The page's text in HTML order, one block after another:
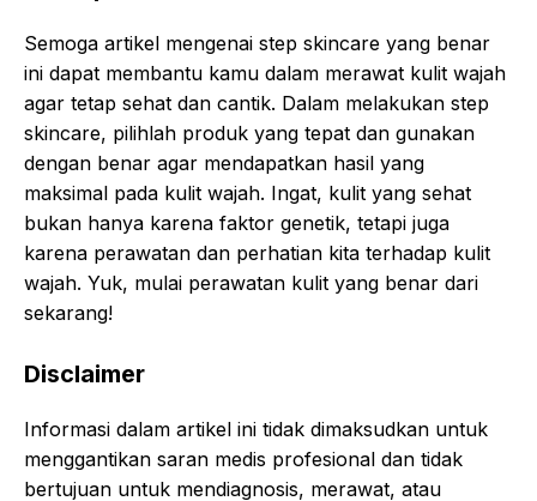
Semoga artikel mengenai step skincare yang benar
ini dapat membantu kamu dalam merawat kulit wajah
agar tetap sehat dan cantik. Dalam melakukan step
skincare, pilihlah produk yang tepat dan gunakan
dengan benar agar mendapatkan hasil yang
maksimal pada kulit wajah. Ingat, kulit yang sehat
bukan hanya karena faktor genetik, tetapi juga
karena perawatan dan perhatian kita terhadap kulit
wajah. Yuk, mulai perawatan kulit yang benar dari
sekarang!
Disclaimer
Informasi dalam artikel ini tidak dimaksudkan untuk
menggantikan saran medis profesional dan tidak
bertujuan untuk mendiagnosis, merawat, atau